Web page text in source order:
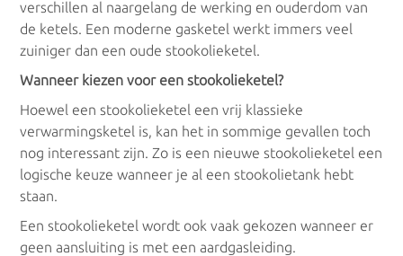
verschillen al naargelang de werking en ouderdom van
de ketels. Een moderne gasketel werkt immers veel
zuiniger dan een oude stookolieketel.
Wanneer kiezen voor een stookolieketel?
Hoewel een stookolieketel een vrij klassieke
verwarmingsketel is, kan het in sommige gevallen toch
nog interessant zijn. Zo is een nieuwe stookolieketel een
logische keuze wanneer je al een stookolietank hebt
staan.
Een stookolieketel wordt ook vaak gekozen wanneer er
geen aansluiting is met een aardgasleiding.